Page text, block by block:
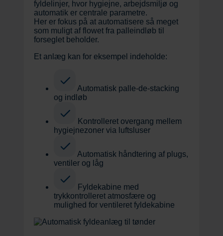
fyldelinjer, hvor hygiejne, arbejdsmiljø og
automatik er centrale parametre.
Her er fokus på at automatisere så meget
som muligt af flowet fra palleindløb til
forseglet beholder.
Et anlæg kan for eksempel indeholde:
Automatisk palle-de-stacking
og indløb
Kontrolleret overgang mellem
hygiejnezoner via luftsluser
Automatisk håndtering af plugs,
ventiler og låg
Fyldekabine med
trykkontrolleret atmosfære og
mulighed for ventileret fyldekabine